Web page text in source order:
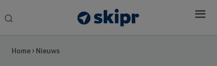
Search
Home › Nieuws
Sidebar